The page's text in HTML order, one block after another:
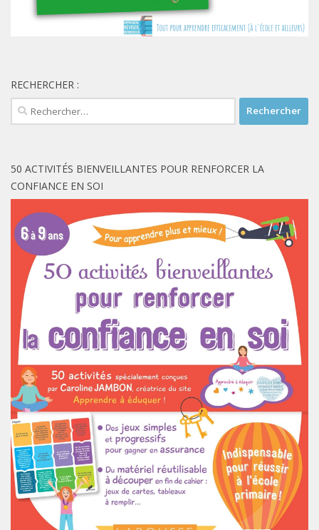
RECHERCHER :
Rechercher :
50 ACTIVITÉS BIENVEILLANTES POUR RENFORCER LA
CONFIANCE EN SOI